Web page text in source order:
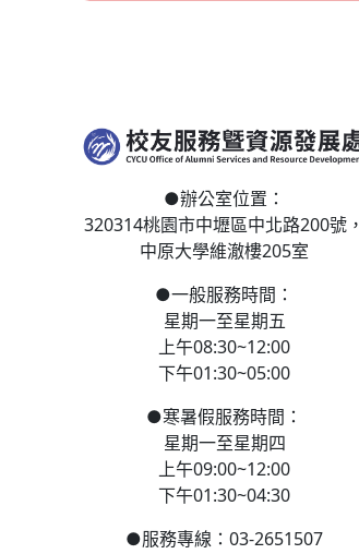
●辦公室位置：
320314桃園市中壢區中北路200號，
中原大學維澈樓205室
●一般服務時間：
星期一至星期五
上午08:30~12:00
下午01:30~05:00
●寒暑假服務時間：
星期一至星期四
上午09:00~12:00
下午01:30~04:30
●服務專線：03-2651507